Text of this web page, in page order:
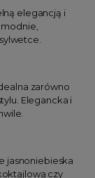
elegancją i
zarówno
Elegancka i
jasnoniebieska
czy